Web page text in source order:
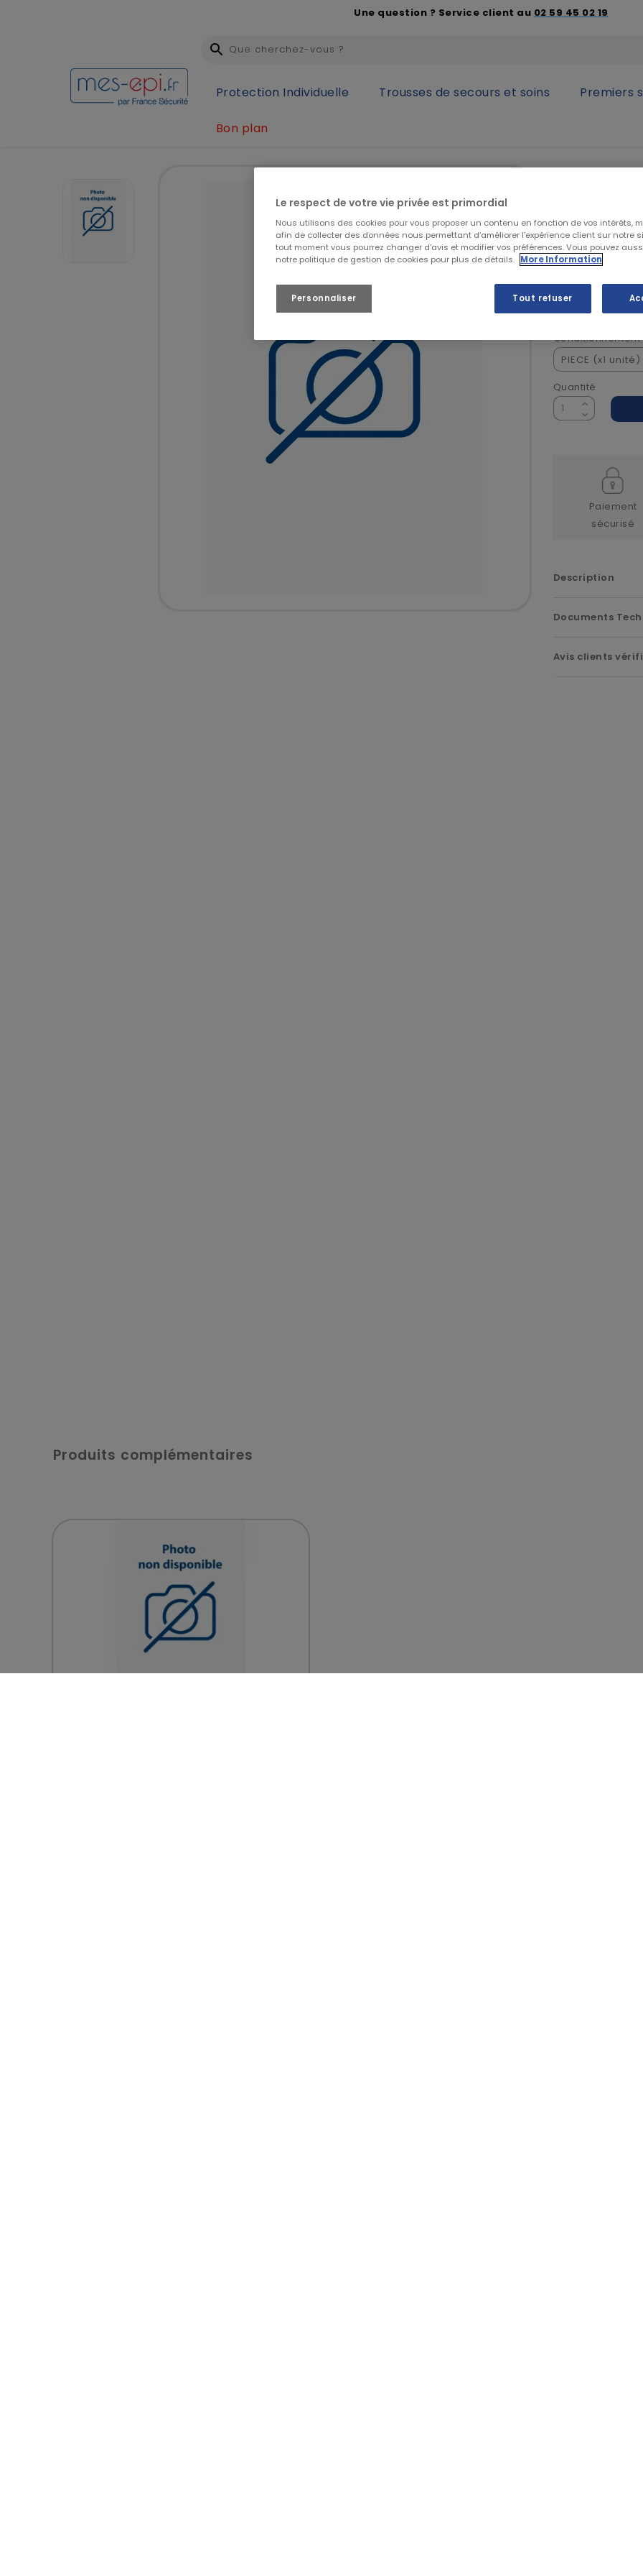
Une question ? Service client au 02 59 45 02 19
Protection Individuelle Trousses de secours et soins Premiers
Bon plan
BATTERIE STANDARD 5500LS
184,49 €
Batterie standard
Voir la
Conditionnement
Quantité
Paiement
sécurisé
Description
Documents
Avis clients
Produits complémentaires
Le respect de votre vie privée est primordial
Nous utilisons des cookies pour vous proposer un contenu en fonction de vos intérêts,
afin de collecter des données nous permettant d’améliorer l’expérience client sur notre
tout moment vous pourrez changer d’avis et modifier vos préférences. Vous pouvez
notre politique de gestion de cookies pour plus de détails. More Information
Personnaliser Tout refuser